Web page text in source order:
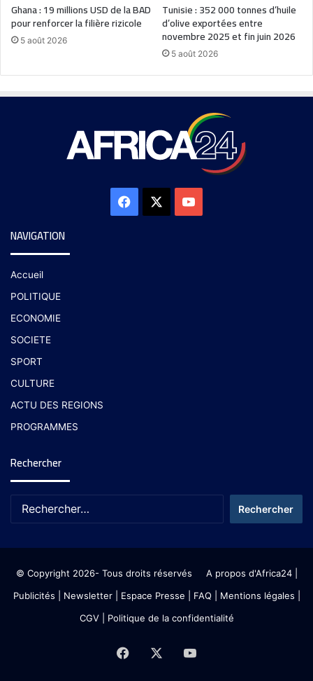
Ghana : 19 millions USD de la BAD
pour renforcer la filière rizicole
5 août 2026
Tunisie : 352 000 tonnes d’huile
d’olive exportées entre
novembre 2025 et fin juin 2026
5 août 2026
NAVIGATION
Accueil
POLITIQUE
ECONOMIE
SOCIETE
SPORT
CULTURE
ACTU DES REGIONS
PROGRAMMES
Rechercher
© Copyright 2026- Tous droits réservés A propos d'Africa24|
Publicités
Newsletter| Espace Presse | FAQ | Mentions légales
CGV| Politique de la confidentialité